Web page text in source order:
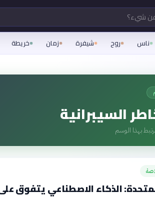
شيء؟
ناس روح شيفرة زمان خريطة
السيبرانية
بهذا الوسم
الذكاء الاصطناعي يتفوق